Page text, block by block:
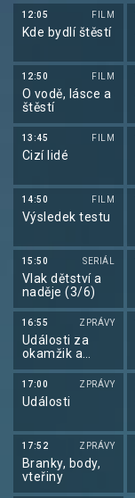
12:05 FILM
Kde bydlí štěstí
12:50 FILM
O vodě, lásce a
štěstí
13:45 FILM
Cizí lidé
14:50 FILM
Výsledek testu
15:50 SERIÁL
Vlak dětství a
naděje (3/6)
16:55 ZPRÁVY
Události za
okamžik a
počasí
17:00 ZPRÁVY
Události
17:52 ZPRÁVY
Branky, body,
vteřiny